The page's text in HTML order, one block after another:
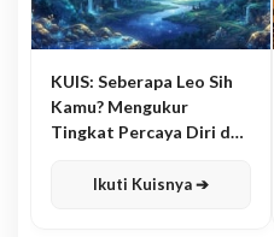
KUIS: Seberapa Leo Sih
Kamu? Mengukur
Tingkat Percaya Diri dan
Ikuti Kuisnya ➔